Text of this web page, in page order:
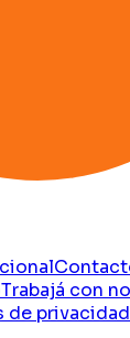
Trabajá con
de privacidad